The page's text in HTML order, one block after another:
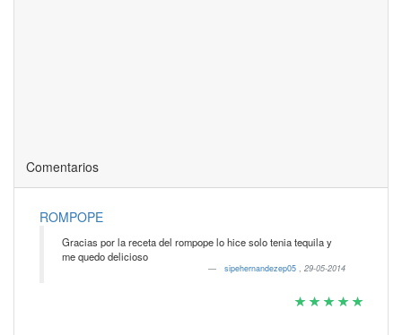
Comentarios
ROMPOPE
Gracias por la receta del rompope lo hice solo tenia tequila y
me quedo delicioso
sipehernandezep05 , 29-05-2014